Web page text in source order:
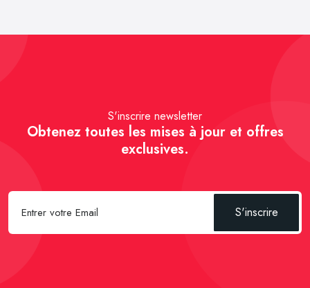
S'inscrire newsletter
Obtenez toutes les mises à jour et offres
exclusives.
S'inscrire